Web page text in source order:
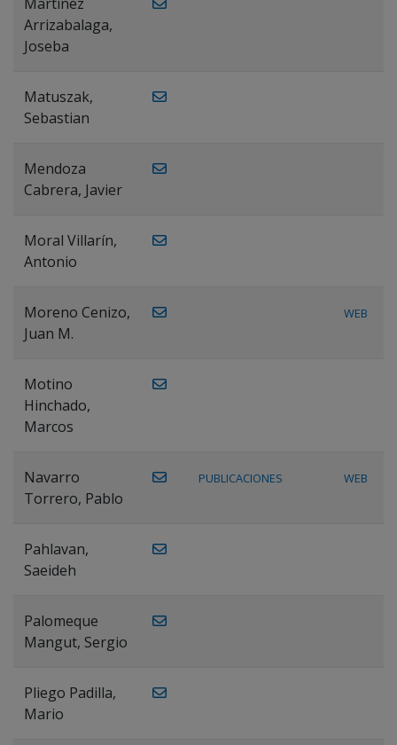
Arrizabalaga,
Joseba
Matuszak,
Sebastian
Mendoza
Cabrera, Javier
Moral Villarín,
Antonio
Moreno Cenizo,
Juan M.
WEB
Motino
Hinchado,
Marcos
Navarro
Torrero, Pablo
PUBLICACIONES WEB
Pahlavan,
Saeideh
Palomeque
Mangut, Sergio
Pliego Padilla,
Mario